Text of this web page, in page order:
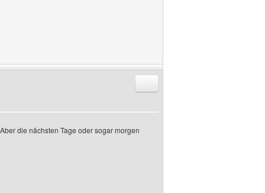
die nächsten Tage oder sogar morgen